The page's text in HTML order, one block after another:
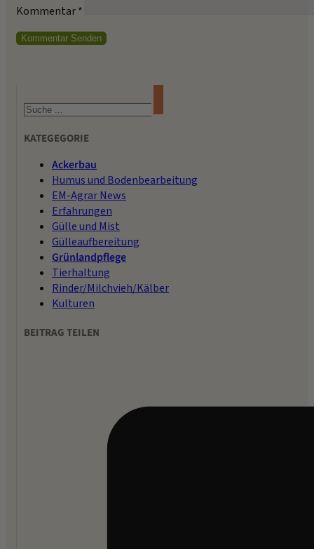
Kommentar*
KATEGEGORIE
Ackerbau
Humus und Bodenbearbeitung
EM-Agrar News
Erfahrungen
Gülle und Mist
Gülleaufbereitung
Grünlandpflege
Tierhaltung
Rinder/Milchvieh/Kälber
Kulturen
BEITRAG TEILEN